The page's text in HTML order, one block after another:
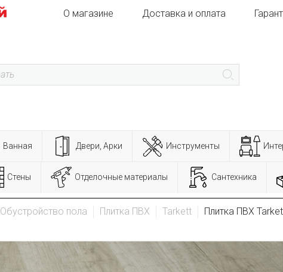
О магазине Доставка и оплата
Ванная Двери, Арки Инструменты
Стены Отделочные материалы Сантехника
Обустройство пола Плитка ПВХ Tarkett Плитка ПВХ